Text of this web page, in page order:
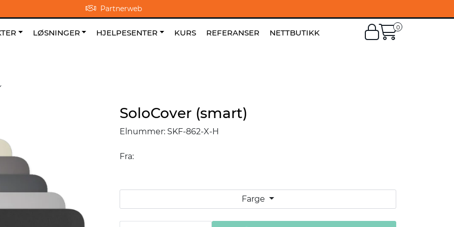
Partnerweb
| Om oss Favoritter NO|EN|FI
LØSNINGER HJELPESENTER KURS REFERANSER NETTBUTIKK
0
SoloCover (smart)
Elnummer: SKF-862-X-H
Fra:
Farge